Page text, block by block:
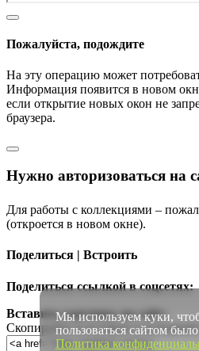
Пожалуйста, подождите
На эту операцию может
Информация появится в новом
если открытие новых окон не
браузера.
Нужно авторизоваться на
Для работы с коллекциями –
(откроется в новом окне).
Поделиться | Встроить
Поделиться ссылкой в соцсетях:
Вставить картинку на сайт:
Скопируйте и вставьте в исходный
Мы используем куки,
пользоваться сайтом
Политика